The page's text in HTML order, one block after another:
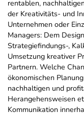
rentablen,
der Kreativitäts- und
Unternehmen oder
Managers: Dem
Strategiefindungs-,
Umsetzung kreativer
Partnern. Welche
ökonomischen
nachhaltigen und
Herangehensweisen
Kommunikation